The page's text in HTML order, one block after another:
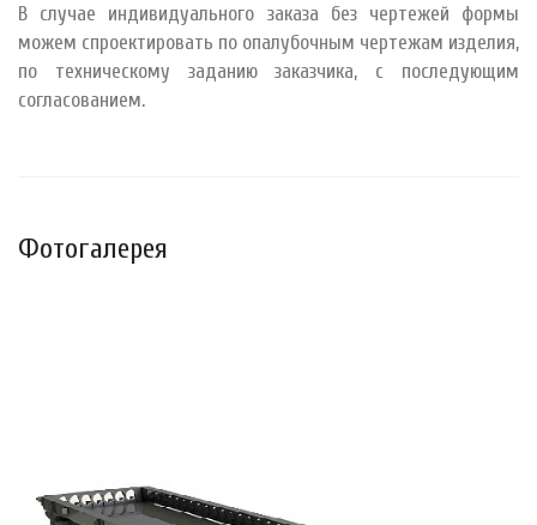
В случае индивидуального заказа без чертежей формы
можем спроектировать по опалубочным чертежам изделия,
по техническому заданию заказчика, с последующим
согласованием.
Фотогалерея